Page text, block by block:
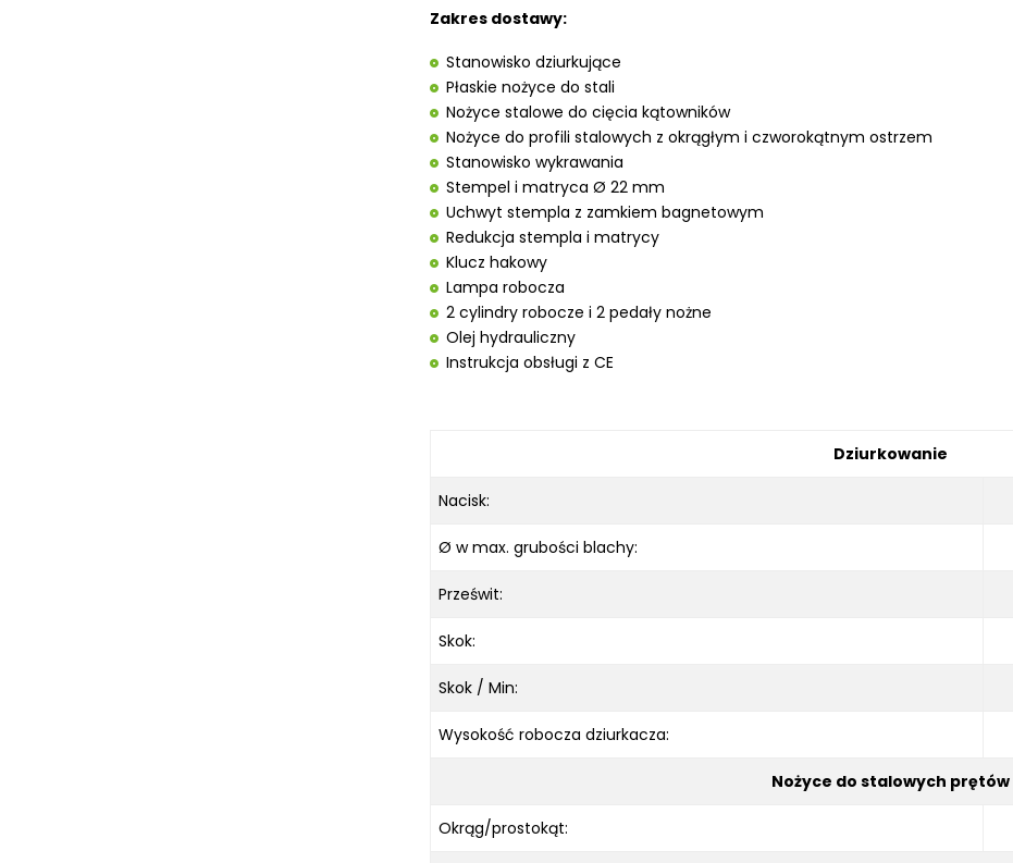
Zakres dostawy:
Stanowisko dziurkujące
Płaskie nożyce do stali
Nożyce stalowe do cięcia kątowników
Nożyce do profili stalowych z okrągłym i czworokątnym ostrzem
Stanowisko wykrawania
Stempel i matryca Ø 22 mm
Uchwyt stempla z zamkiem bagnetowym
Redukcja stempla i matrycy
Klucz hakowy
Lampa robocza
2 cylindry robocze i 2 pedały nożne
Olej hydrauliczny
Instrukcja obsługi z CE
Dziurkowanie
Nacisk:
Ø w max. grubości blachy:
Prześwit:
Skok:
Skok / Min:
Wysokość robocza dziurkacza:
Nożyce do stalowych prętów
Okrąg/prostokąt: